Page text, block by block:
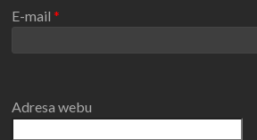
E-mail*
Adresa webu